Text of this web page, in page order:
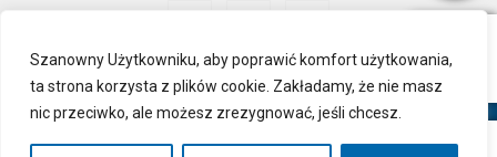
Szanowny Użytkowniku, aby poprawić komfort użytkowania,
ta strona korzysta z plików cookie. Zakładamy, że nie masz
nic przeciwko, ale możesz zrezygnować, jeśli chcesz.
Ochrona danych osobowych
Inspektor Danych Osobowych
Polityka Prywatności
Deklaracja dostępności
RSS
Kontakt